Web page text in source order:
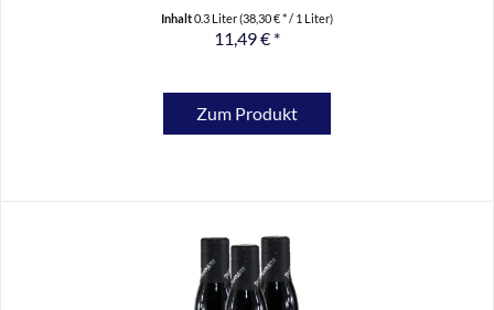
Inhalt0.3 Liter(38,30 € * / 1 Liter)
11,49 € *
Zum Produkt